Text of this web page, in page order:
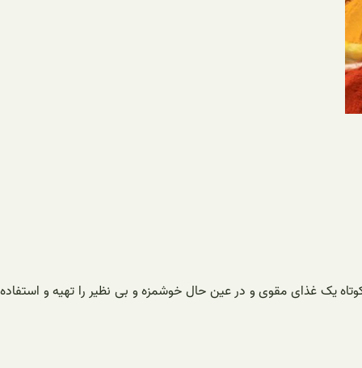
یک غذای مقوی و در عین حال خوشمزه و بی نظیر را تهیه و استفاده